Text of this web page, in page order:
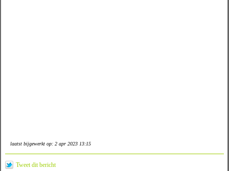
laatst bijgewerkt op: 2 apr 2023 13:15
Tweet dit bericht